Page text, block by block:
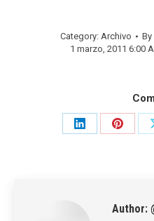
Category: Archivo By
1 marzo, 2011 6:00
Share
Share
Author: